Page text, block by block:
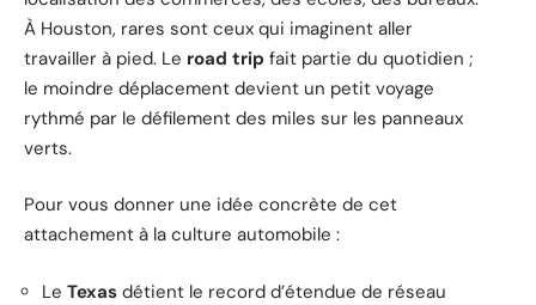
À Houston, rares sont ceux qui imaginent aller
travailler à pied. Le road trip fait partie du quotidien ;
le moindre déplacement devient un petit voyage
rythmé par le défilement des miles sur les panneaux
verts.
Pour vous donner une idée concrète de cet
attachement à la culture automobile :
Le Texas détient le record d’étendue de réseau